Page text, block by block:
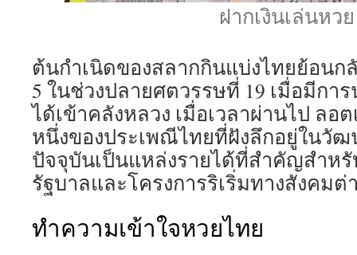
ฝากเงินเล่นหวย
ต้นกำเนิดของสลากกินแบ่งไทยย้อน
5 ในช่วงปลายศตวรรษที่ 19 เมื่อมีกา
ได้เข้าคลังหลวง เมื่อเวลาผ่านไป ลอ
หนึ่งของประเพณีไทยที่ฝังลึกอยู่ในวัฒ
ปัจจุบันเป็นแหล่งรายได้ที่สำคัญสำหรั
รัฐบาลและโครงการริเริ่มทางสังคมต่
ทำความเข้าใจหวยไทย